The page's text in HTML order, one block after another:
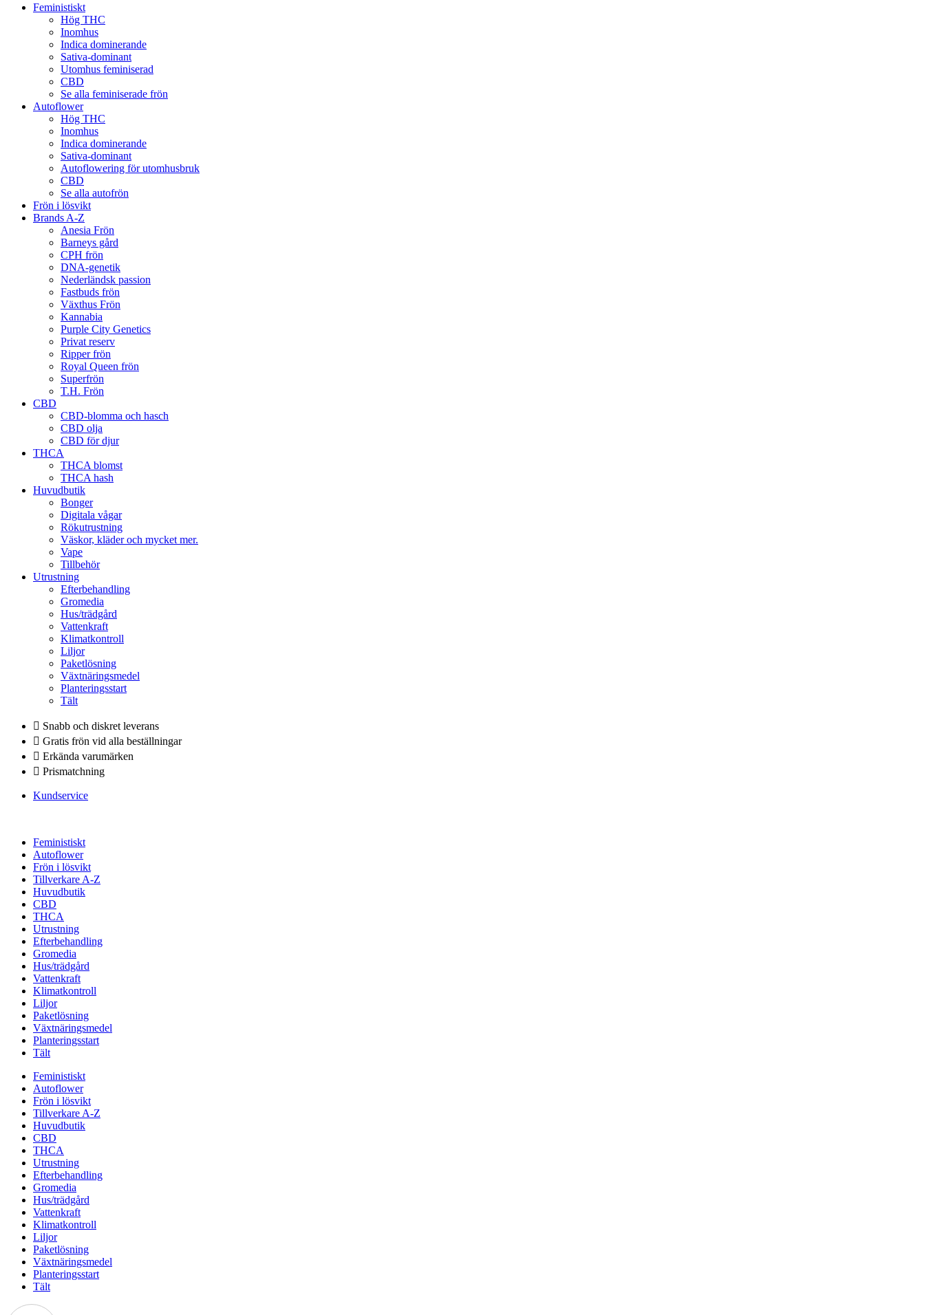
Feministiskt
Hög THC
Inomhus
Indica dominerande
Sativa-dominant
Utomhus feminiserad
CBD
Se alla feminiserade frön
Autoflower
Hög THC
Inomhus
Indica dominerande
Sativa-dominant
Autoflowering för utomhusbruk
CBD
Se alla autofrön
Frön i lösvikt
Brands A-Z
Anesia Frön
Barneys gård
CPH frön
DNA-genetik
Nederländsk passion
Fastbuds frön
Växthus Frön
Kannabia
Purple City Genetics
Privat reserv
Ripper frön
Royal Queen frön
Superfrön
T.H. Frön
CBD
CBD-blomma och hasch
CBD olja
CBD för djur
THCA
THCA blomst
THCA hash
Huvudbutik
Bonger
Digitala vågar
Rökutrustning
Väskor, kläder och mycket mer.
Vape
Tillbehör
Utrustning
Efterbehandling
Gromedia
Hus/trädgård
Vattenkraft
Klimatkontroll
Liljor
Paketlösning
Växtnäringsmedel
Planteringsstart
Tält
Snabb och diskret leverans
Gratis frön vid alla beställningar
Erkända varumärken
Prismatchning
Kundservice
Feministiskt
Autoflower
Frön i lösvikt
Tillverkare A-Z
Huvudbutik
CBD
THCA
Utrustning
Efterbehandling
Gromedia
Hus/trädgård
Vattenkraft
Klimatkontroll
Liljor
Paketlösning
Växtnäringsmedel
Planteringsstart
Tält
Feministiskt
Autoflower
Frön i lösvikt
Tillverkare A-Z
Huvudbutik
CBD
THCA
Utrustning
Efterbehandling
Gromedia
Hus/trädgård
Vattenkraft
Klimatkontroll
Liljor
Paketlösning
Växtnäringsmedel
Planteringsstart
Tält